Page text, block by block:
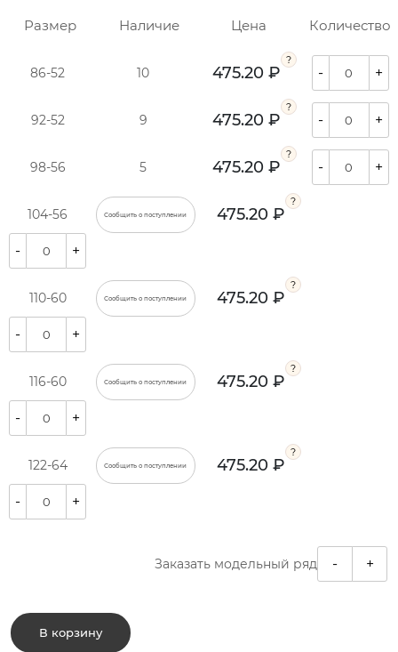
Размер Наличие Цена Количество
86-52 10 475.20 ₽ - +
92-52 9 475.20 ₽ - +
98-56 5 475.20 ₽ - +
104-56 Сообщить о поступлении 475.20 ₽
- +
110-60 Сообщить о поступлении 475.20 ₽
- +
116-60 Сообщить о поступлении 475.20 ₽
- +
122-64 Сообщить о поступлении 475.20 ₽
- +
Заказать модельный ряд - +
В корзину